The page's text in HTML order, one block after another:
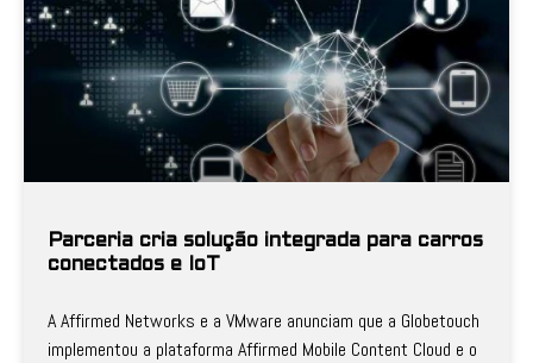
Parceria cria solução integrada para carros
conectados e IoT
A Affirmed Networks e a VMware anunciam que a Globetouch
implementou a plataforma Affirmed Mobile Content Cloud e o